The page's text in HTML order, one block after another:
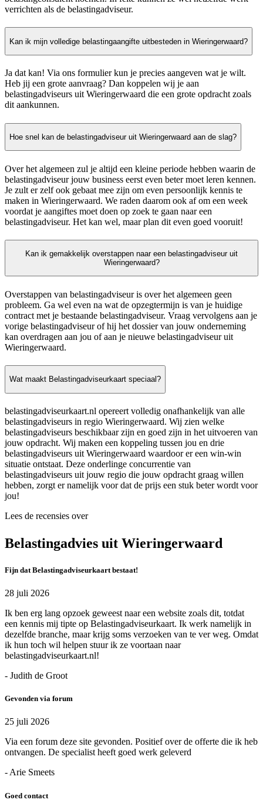
verrichten als de belastingadviseur.
Kan ik mijn volledige belastingaangifte uitbesteden in Wieringerwaard?
Ja dat kan! Via ons formulier kun je precies aangeven wat je wilt.
Heb jij een grote aanvraag? Dan koppelen wij je aan
belastingadviseurs uit Wieringerwaard die een grote opdracht zoals
dit aankunnen.
Hoe snel kan de belastingadviseur uit Wieringerwaard aan de slag?
Over het algemeen zul je altijd een kleine periode hebben waarin de
belastingadviseur jouw business eerst even beter moet leren kennen.
Je zult er zelf ook gebaat mee zijn om even persoonlijk kennis te
maken in Wieringerwaard. We raden daarom ook af om een week
voordat je aangiftes moet doen op zoek te gaan naar een
belastingadviseur. Het kan wel, maar plan dit even goed vooruit!
Kan ik gemakkelijk overstappen naar een belastingadviseur uit
Wieringerwaard?
Overstappen van belastingadviseur is over het algemeen geen
probleem. Ga wel even na wat de opzegtermijn is van je huidige
contract met je bestaande belastingadviseur. Vraag vervolgens aan je
vorige belastingadviseur of hij het dossier van jouw onderneming
kan overdragen aan jou of aan je nieuwe belastingadviseur uit
Wieringerwaard.
Wat maakt Belastingadviseurkaart speciaal?
belastingadviseurkaart.nl opereert volledig onafhankelijk van alle
belastingadviseurs in regio Wieringerwaard. Wij zien welke
belastingadviseurs beschikbaar zijn en goed zijn in het uitvoeren van
jouw opdracht. Wij maken een koppeling tussen jou en drie
belastingadviseurs uit Wieringerwaard waardoor er een win-win
situatie ontstaat. Deze onderlinge concurrentie van
belastingadviseurs uit jouw regio die jouw opdracht graag willen
hebben, zorgt er namelijk voor dat de prijs een stuk beter wordt voor
jou!
Lees de recensies over
Belastingadvies uit Wieringerwaard
Fijn dat Belastingadviseurkaart bestaat!
28 juli 2026
Ik ben erg lang opzoek geweest naar een website zoals dit, totdat
een kennis mij tipte op Belastingadviseurkaart. Ik werk namelijk in
dezelfde branche, maar krijg soms verzoeken van te ver weg. Omdat
ik hun toch wil helpen stuur ik ze voortaan naar
belastingadviseurkaart.nl!
- Judith de Groot
Gevonden via forum
25 juli 2026
Via een forum deze site gevonden. Positief over de offerte die ik heb
ontvangen. De specialist heeft goed werk geleverd
- Arie Smeets
Goed contact